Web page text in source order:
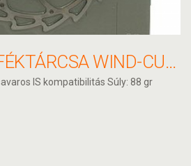
ALLIGATOR FÉKTÁRCSA WIND-CUTTER 160MM HKR11
IS kompatibilitás Súly: 88 gr